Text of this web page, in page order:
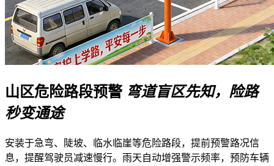
山区危险路段预警弯道盲区先知，险路
秒变通途
安装于急弯、陡坡、临水临崖等危险路段，提前预警路况信
息，提醒驾驶员减速慢行。雨天自动增强警示频率，预防车辆